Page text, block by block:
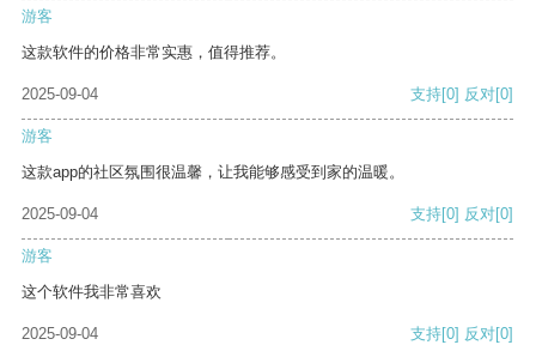
游客
这款软件的价格非常实惠，值得推荐。
2025-09-04 支持[0] 反对[0]
游客
这款app的社区氛围很温馨，让我能够感受到家的温暖。
2025-09-04 支持[0] 反对[0]
游客
这个软件我非常喜欢
2025-09-04 支持[0] 反对[0]